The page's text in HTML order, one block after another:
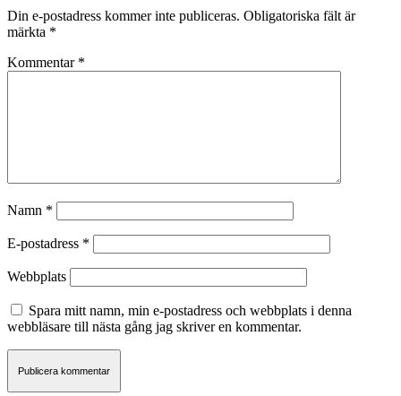
Din e-postadress kommer inte publiceras. Obligatoriska fält är
märkta *
Kommentar *
Namn *
E-postadress *
Webbplats
Spara mitt namn, min e-postadress och webbplats i denna
webbläsare till nästa gång jag skriver en kommentar.